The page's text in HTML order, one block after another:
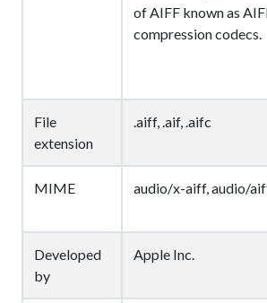
of AIFF known as
compression codecs.
File
extension
.aiff, .aif, .aifc
MIME audio/x-aiff, audio/
Developed
by
Apple Inc.